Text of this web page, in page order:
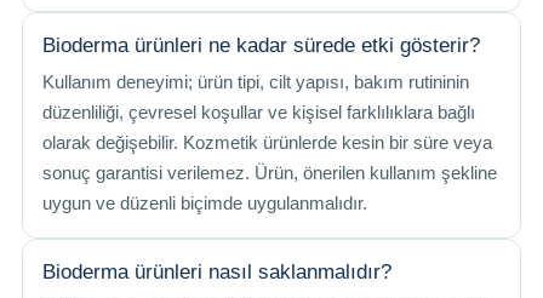
Bioderma ürünleri ne kadar sürede etki gösterir?
Kullanım deneyimi; ürün tipi, cilt yapısı, bakım rutininin
düzenliliği, çevresel koşullar ve kişisel farklılıklara bağlı
olarak değişebilir. Kozmetik ürünlerde kesin bir süre veya
sonuç garantisi verilemez. Ürün, önerilen kullanım şekline
uygun ve düzenli biçimde uygulanmalıdır.
Bioderma ürünleri nasıl saklanmalıdır?